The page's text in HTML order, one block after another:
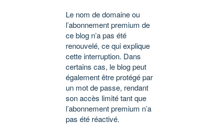
Le nom de domaine ou
l’abonnement premium de
ce blog n’a pas été
renouvelé, ce qui explique
cette interruption. Dans
certains cas, le blog peut
également être protégé par
un mot de passe, rendant
son accès limité tant que
l’abonnement premium n’a
pas été réactivé.